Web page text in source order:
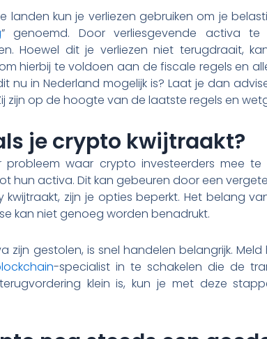
landen kun je verliezen gebruiken om je
” genoemd. Door verliesgevende activa
Hoewel dit je verliezen niet terugdraait,
hierbij te voldoen aan de fiscale regels en
nu in Nederland mogelijk is? Laat je dan
zijn op de hoogte van de laatste regels en
je crypto kwijtraakt?
probleem waar crypto investeerders mee te
hun activa. Dit kan gebeuren door een
kwijtraakt, zijn je opties beperkt. Het belang
kan niet genoeg worden benadrukt.
zijn gestolen, is snel handelen belangrijk.
-specialist in te schakelen die de
klein is, kun je met deze